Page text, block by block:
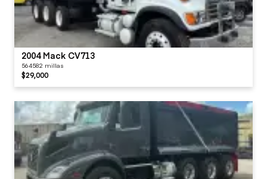
2004 Mack CV713
564582 millas
$29,000